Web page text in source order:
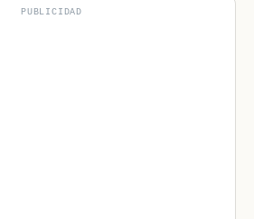
PUBLICIDAD